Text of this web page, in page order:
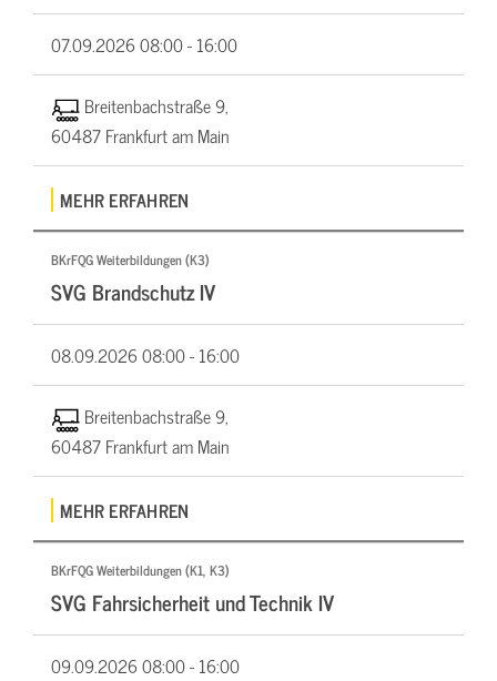
07.09.202608:00 - 16:00
Breitenbachstraße 9,
60487 Frankfurt am Main
MEHR ERFAHREN
BKrFQG Weiterbildungen (K3)
SVG Brandschutz IV
08.09.202608:00 - 16:00
Breitenbachstraße 9,
60487 Frankfurt am Main
MEHR ERFAHREN
BKrFQG Weiterbildungen (K1, K3)
SVG Fahrsicherheit und Technik IV
09.09.202608:00 - 16:00